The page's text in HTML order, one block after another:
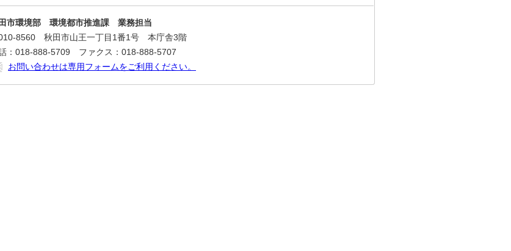
市環境部 環境都市推進課 業務担当
8560 秋田市山王一丁目1番1号 本庁舎3階
：018-888-5709 ファクス：018-888-5707
お問い合わせは専用フォームをご利用ください。